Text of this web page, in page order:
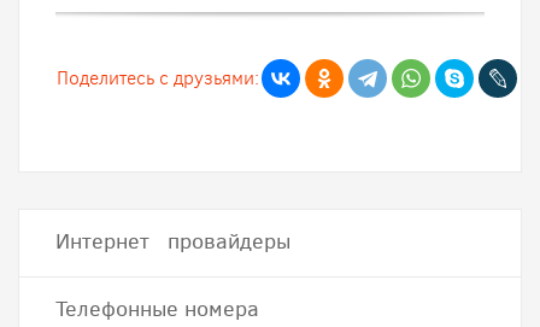
Поделитесь с друзьями:
Интернет провайдеры
Телефонные номера